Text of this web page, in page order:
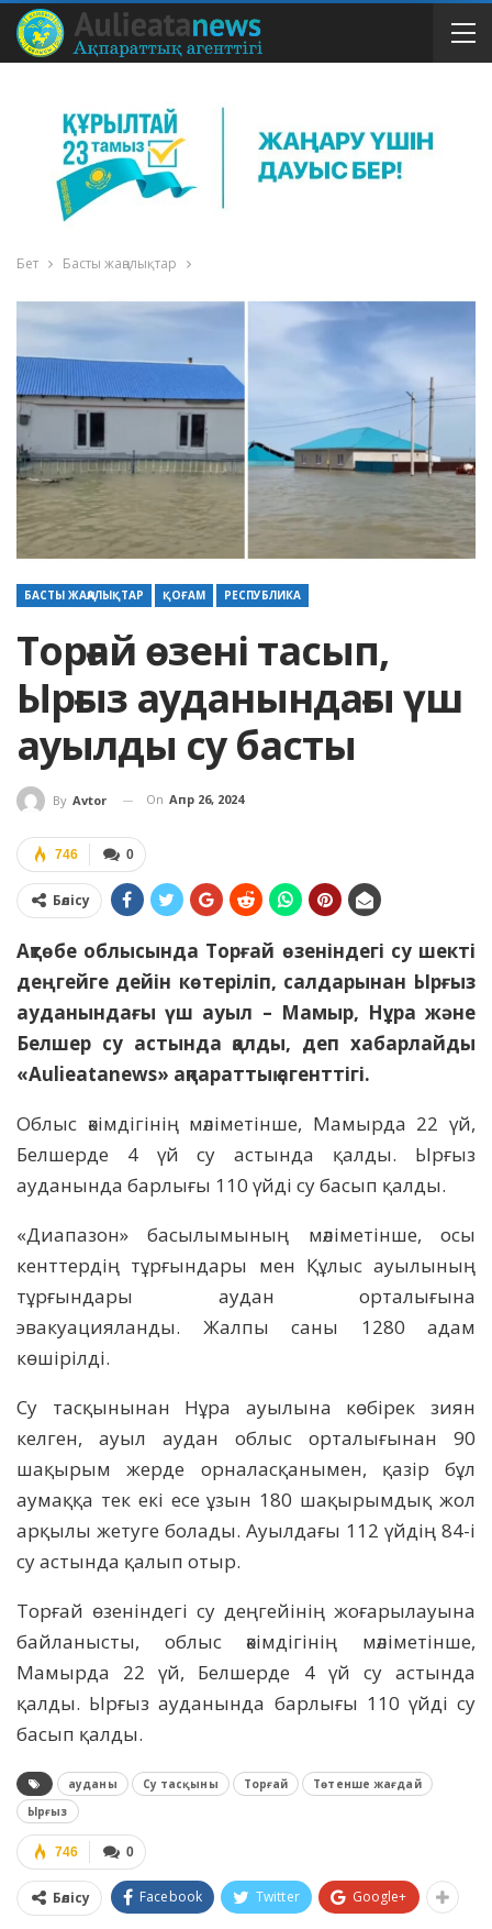
Бет Басты жаңалықтар
БАСТЫ ЖАҢАЛЫҚТАР ҚОҒАМ РЕСПУБЛИКА
Торғай өзені тасып,
Ырғыз ауданындағы үш
ауылды су басты
By Avtor On Апр 26, 2024
0
746
Бөлісу
Ақтөбе облысында Торғай өзеніндегі су шекті
деңгейге дейін көтеріліп, салдарынан Ырғыз
ауданындағы үш ауыл – Мамыр, Нұра және
Белшер су астында қалды, деп хабарлайды
«Aulieatanews» ақпараттық агенттігі.
Облыс әкімдігінің мәліметінше, Мамырда 22 үй,
Белшерде 4 үй су астында қалды. Ырғыз
ауданында барлығы 110 үйді су басып қалды.
«Диапазон» басылымының мәліметінше, осы
кенттердің тұрғындары мен Құлыс ауылының
тұрғындары аудан орталығына
эвакуацияланды. Жалпы саны 1280 адам
көшірілді.
Су тасқынынан Нұра ауылына көбірек зиян
келген, ауыл аудан облыс орталығынан 90
шақырым жерде орналасқанымен, қазір бұл
аумаққа тек екі есе ұзын 180 шақырымдық жол
арқылы жетуге болады. Ауылдағы 112 үйдің 84-і
су астында қалып отыр.
Торғай өзеніндегі су деңгейінің жоғарылауына
байланысты, облыс әкімдігінің мәліметінше,
Мамырда 22 үй, Белшерде 4 үй су астында
қалды. Ырғыз ауданында барлығы 110 үйді су
басып қалды.
ауданы Су тасқыны Торғай
Төтенше жағдай
Ырғыз
0
746
Бөлісу Facebook Twitter Google+